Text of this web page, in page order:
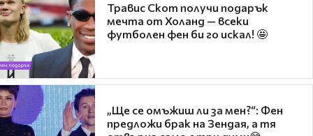
Травис Скот получи подарък
мечта от Холанд — всеки
футболен фен би го искал! 🤩
„Ще се омъжиш ли за мен?“: Фен
предложи брак на Зендая, а тя